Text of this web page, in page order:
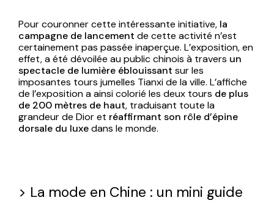
Pour couronner cette intéressante initiative, la
campagne de lancement de cette activité n’est
certainement pas passée inaperçue. L’exposition, en
effet, a été dévoilée au public chinois à travers un
spectacle de lumière éblouissant sur les
imposantes tours jumelles Tianxi de la ville. L’affiche
de l’exposition a ainsi colorié les deux tours de plus
de 200 mètres de haut, traduisant toute la
grandeur de Dior et réaffirmant son rôle d’épine
dorsale du luxedans le monde.
> La mode en Chine : un mini guide